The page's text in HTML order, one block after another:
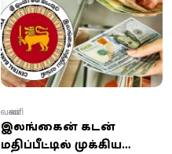
மில்லியன் டொலர்
குறைவு!
இலங்கையின் கடன்
மதிப்பீட்டில் முக்கிய
வணிகம்